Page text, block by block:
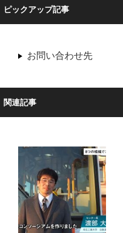
ピックアップ記事
お問い合わせ先
関連記事